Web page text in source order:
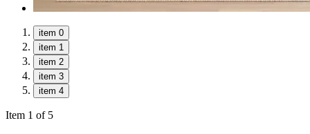
item 0
item 1
item 2
item 3
item 4
Item 1 of 5